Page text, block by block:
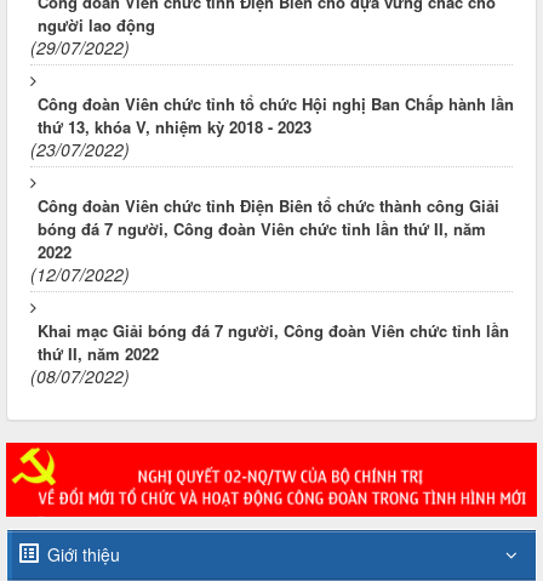
người lao động
(29/07/2022)
Công đoàn Viên chức tỉnh tổ chức Hội nghị Ban Chấp hành lần
thứ 13, khóa V, nhiệm kỳ 2018 - 2023
(23/07/2022)
Công đoàn Viên chức tỉnh Điện Biên tổ chức thành công Giải
bóng đá 7 người, Công đoàn Viên chức tỉnh lần thứ II, năm
2022
(12/07/2022)
Khai mạc Giải bóng đá 7 người, Công đoàn Viên chức tỉnh lần
thứ II, năm 2022
(08/07/2022)
Giới thiệu